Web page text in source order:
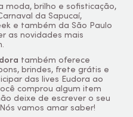
moda, brilho e sofisticação,
da Sapucaí,
e também da São Paulo
as novidades mais
também oferece
brindes, frete grátis e
das lives Eudora ao
comprou algum item
deixe de escrever o seu
vamos amar saber!